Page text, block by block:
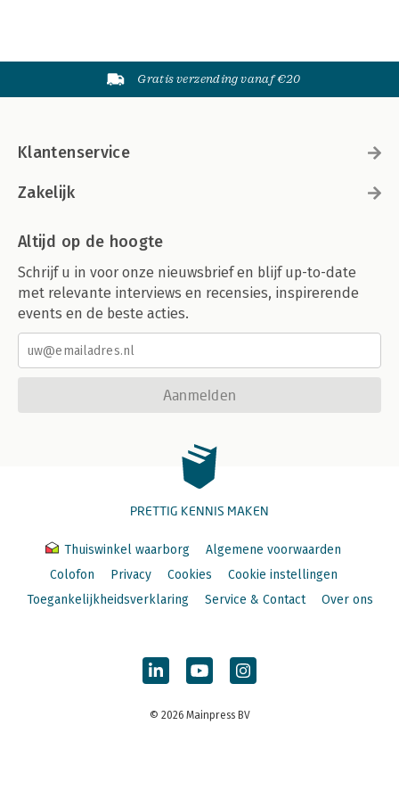
Nu ben ik aan de beurt
Ik ben nog niet uitgesproken
Over Frank van Marwijk
Gratis verzending vanaf €20
Klantenservice
Zakelijk
Altijd op de hoogte
Schrijf u in voor onze nieuwsbrief en blijf up-to-date
met relevante interviews en recensies, inspirerende
events en de beste acties.
Aanmelden
PRETTIG KENNIS MAKEN
Thuiswinkel waarborg
Algemene voorwaarden
Colofon
Privacy Cookies
Cookie instellingen
Toegankelijkheidsverklaring
Service & Contact Over ons
© 2026 Mainpress BV